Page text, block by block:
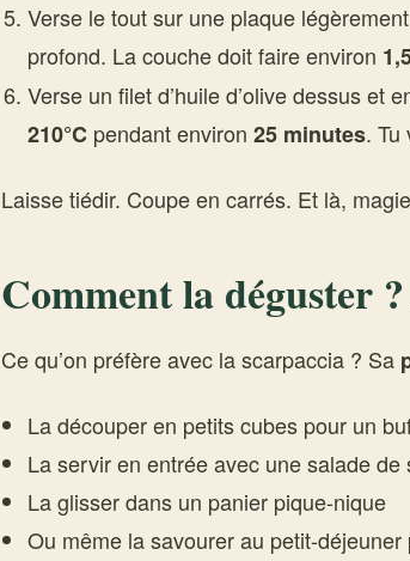
Verse le tout sur une plaque
profond. La couche doit faire environ
Verse un filet d’huile d’olive dessus et
210°Cpendant environ 25 minutes. Tu
Laisse tiédir. Coupe en carrés. Et là,
Comment la déguster
Ce qu’on préfère avec la scarpaccia ? Sa
La découper en petits cubes pour un
La servir en entrée avec une salade de
La glisser dans un panier pique-nique
Ou même la savourer au petit-